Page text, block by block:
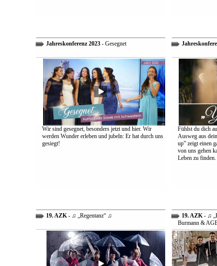
Jahreskonferenz 2023- Gesegnet
Wir sind gesegnet, besonders jetzt und hier. Wir
werden Wunder erleben und jubeln: Er hat durch uns
gesiegt!
Fühlst du dich
Ausweg aus
up” zeigt einen
von uns gehen
Leben zu finden.
19. AZK- ♫ „Regentanz“ ♫ 19. AZK- ♫
Burmann &